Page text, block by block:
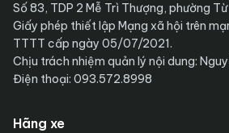
Số 83, TDP 2 Mễ Trì Thượng, phường Từ
Giấy phép thiết lập Mạng xã hội trên
TTTT cấp ngày 05/07/2021.
Chịu trách nhiệm quản lý nội dung:
Điện thoại: 093.572.8998
Hãng xe